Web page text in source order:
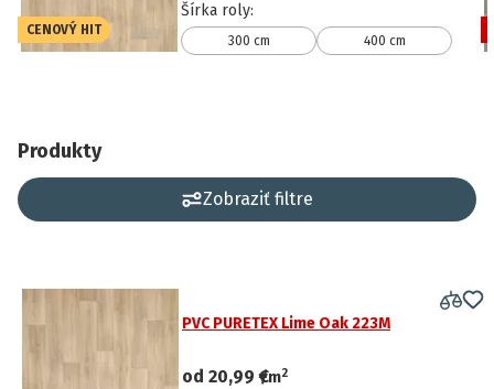
CENOVÝ HIT
Šírka roly:
300 cm 400 cm
Produkty
Zobraziť filtre
PVC PURETEX Lime Oak 223M
od 20,99 €
/m2